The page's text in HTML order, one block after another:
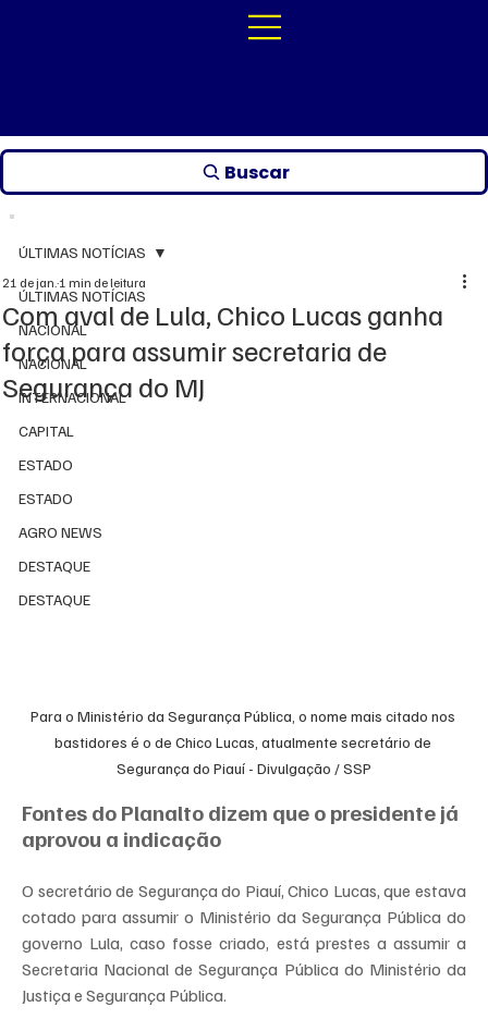
Buscar
ÚLTIMAS NOTÍCIAS
NACIONAL
NACIONAL
INTERNACIONAL
CAPITAL
ESTADO
ESTADO
AGRO NEWS
DESTAQUE
DESTAQUE
ÚLTIMAS NOTÍCIAS
Com aval de Lula, Chico Lucas ganha
força para assumir secretaria de
Segurança do MJ
21 de jan.1 min de leitura
Para o Ministério da Segurança Pública, o nome mais citado nos
bastidores é o de Chico Lucas, atualmente secretário de
Segurança do Piauí - Divulgação / SSP
Fontes do Planalto dizem que o presidente já
aprovou a indicação
O secretário de Segurança do Piauí, Chico Lucas, que estava
cotado para assumir o Ministério da Segurança Pública do
governo Lula, caso fosse criado, está prestes a assumir a
Secretaria Nacional de Segurança Pública do Ministério da
Justiça e Segurança Pública.